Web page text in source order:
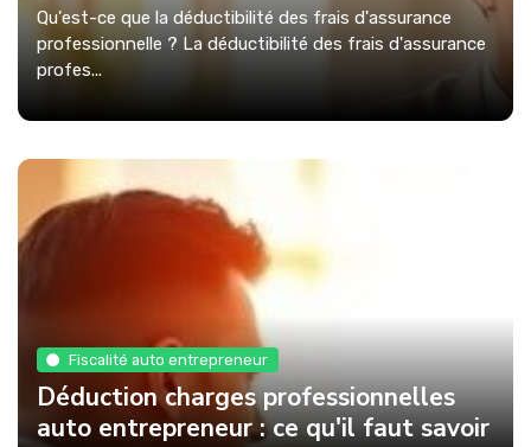
Qu'est-ce que la déductibilité des frais d'assurance
professionnelle ? La déductibilité des frais d'assurance
profes...
Fiscalité auto entrepreneur
Déduction charges professionnelles
auto entrepreneur : ce qu'il faut savoir